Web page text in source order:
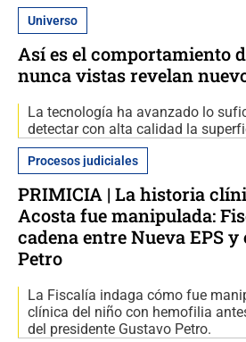
Universo
Así es el comportamiento
nunca vistas revelan
La tecnología ha avanzado lo
detectar con alta calidad la
Procesos judiciales
PRIMICIA | La historia
Acosta fue manipulada:
cadena entre Nueva EPS
Petro
La Fiscalía indaga cómo fue
clínica del niño con hemofilia
del presidente Gustavo Petro.